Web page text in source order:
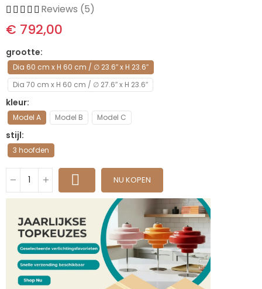
Reviews (5)
€ 792,00
grootte
Dia 60 cm x H 60 cm / ∅ 23.6″ x H 23.6″
Dia 70 cm x H 60 cm / ∅ 27.6″ x H 23.6″
kleur
Model A Model B Model C
stijl
3 hoofden
NU KOPEN